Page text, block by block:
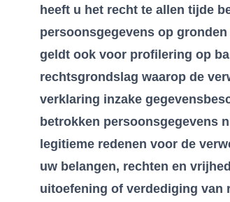
heeft u het recht te allen tijde
persoonsgegevens op
geldt ook voor profilering op
rechtsgrondslag waarop de
verklaring inzake
betrokken persoonsgegevens
legitieme redenen voor de
uw belangen, rechten en
uitoefening of verdediging van